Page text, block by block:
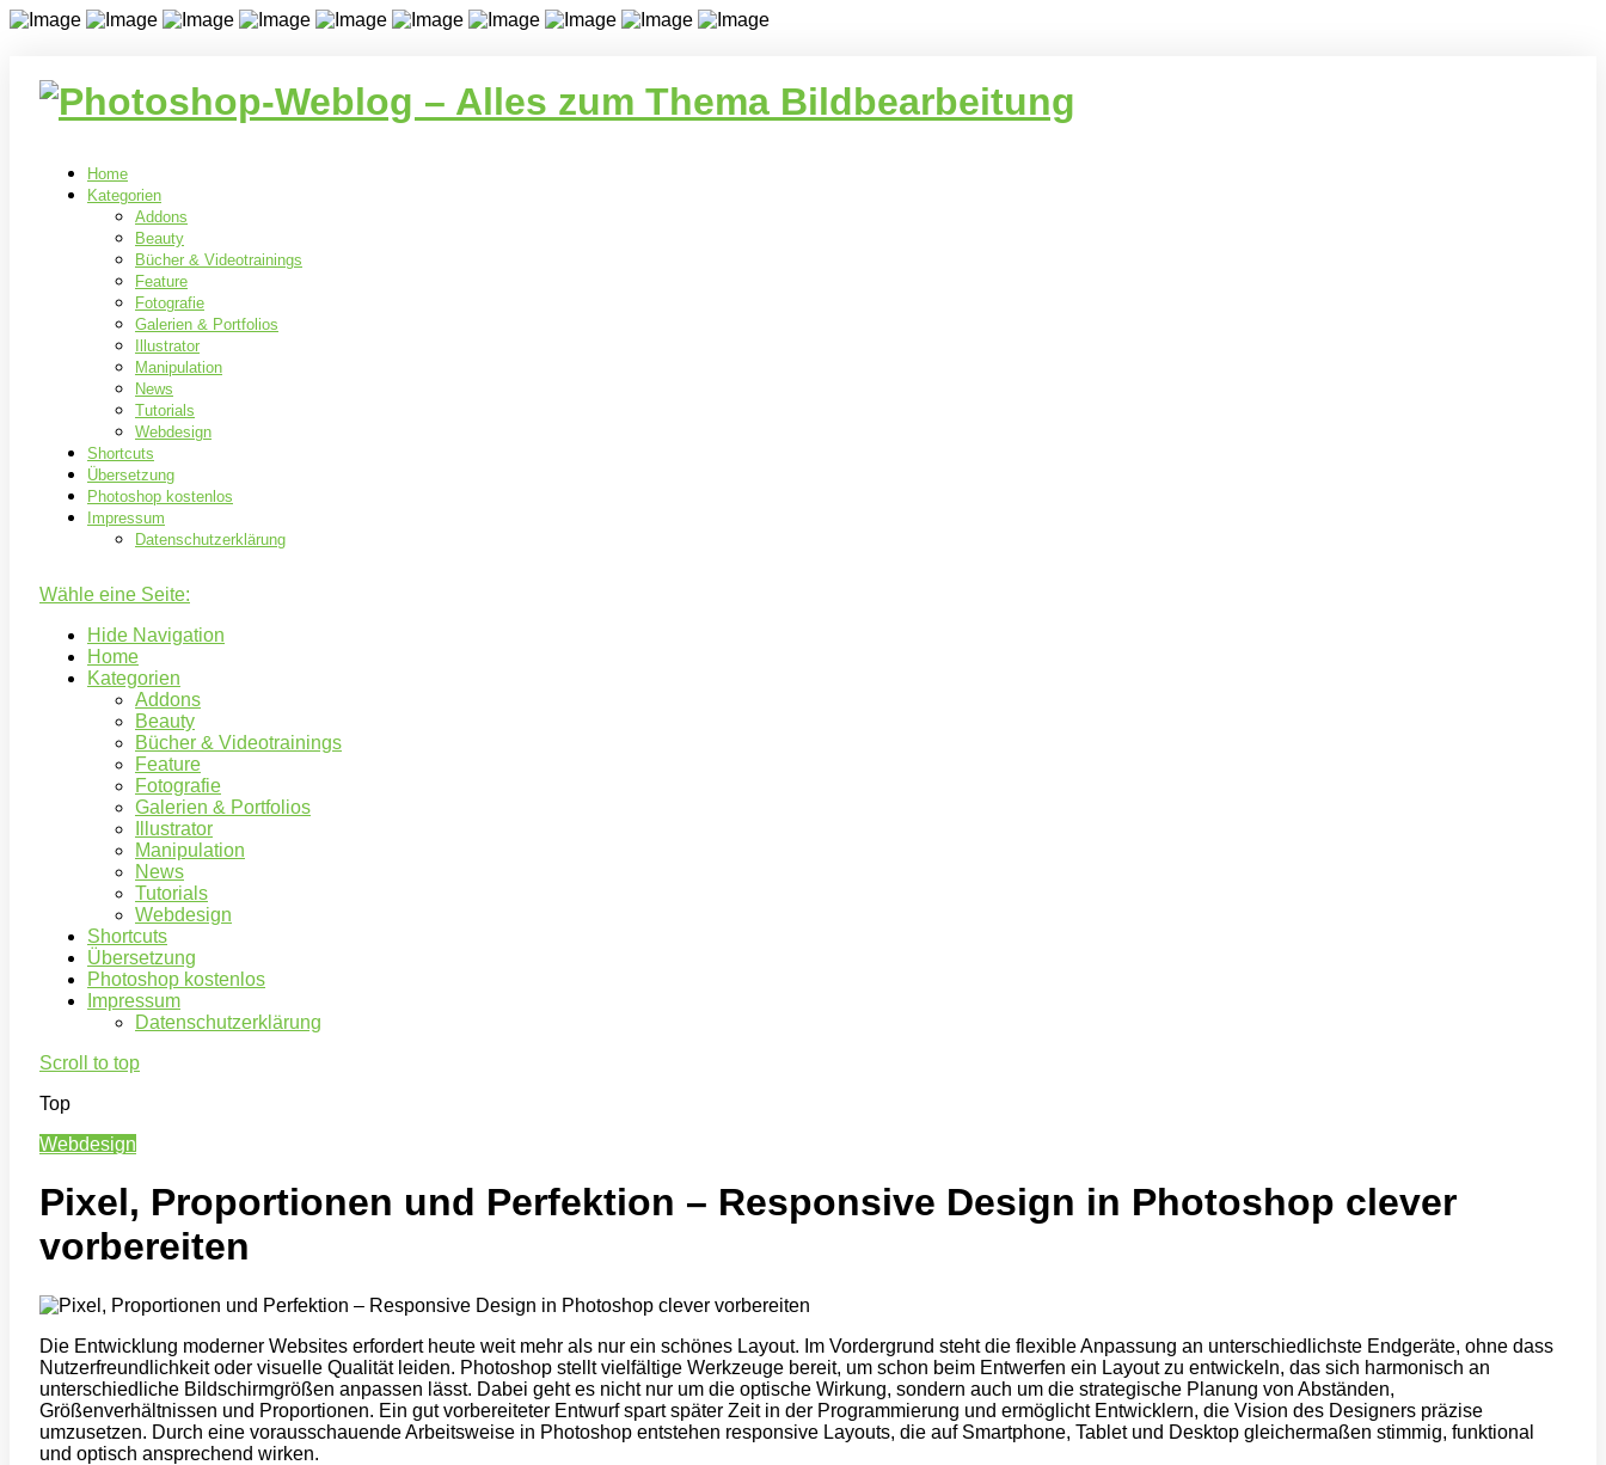
Home
Kategorien
Addons
Beauty
Bücher & Videotrainings
Feature
Fotografie
Galerien & Portfolios
Illustrator
Manipulation
News
Tutorials
Webdesign
Shortcuts
Übersetzung
Photoshop kostenlos
Impressum
Datenschutzerklärung
Wähle eine Seite:
Hide Navigation
Home
Kategorien
Addons
Beauty
Bücher & Videotrainings
Feature
Fotografie
Galerien & Portfolios
Illustrator
Manipulation
News
Tutorials
Webdesign
Shortcuts
Übersetzung
Photoshop kostenlos
Impressum
Datenschutzerklärung
Scroll to top
Top
Webdesign
Pixel, Proportionen und Perfektion – Responsive Design in Photoshop clever
vorbereiten
Die Entwicklung moderner Websites erfordert heute weit mehr als nur ein schönes Layout. Im Vordergrund steht die flexible Anpassung an unterschiedlichste Endgeräte, ohne dass
Nutzerfreundlichkeit oder visuelle Qualität leiden. Photoshop stellt vielfältige Werkzeuge bereit, um schon beim Entwerfen ein Layout zu entwickeln, das sich harmonisch an
unterschiedliche Bildschirmgrößen anpassen lässt. Dabei geht es nicht nur um die optische Wirkung, sondern auch um die strategische Planung von Abständen,
Größenverhältnissen und Proportionen. Ein gut vorbereiteter Entwurf spart später Zeit in der Programmierung und ermöglicht Entwicklern, die Vision des Designers präzise
umzusetzen. Durch eine vorausschauende Arbeitsweise in Photoshop entstehen responsive Layouts, die auf Smartphone, Tablet und Desktop gleichermaßen stimmig, funktional
und optisch ansprechend wirken.